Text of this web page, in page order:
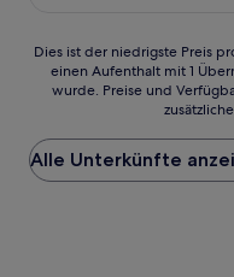
Dies
der
Preis
pro
Nacht,
Dies ist der niedrigste Preis
einen Aufenthalt mit 1
wurde. Preise und
Alle Unterkünfte